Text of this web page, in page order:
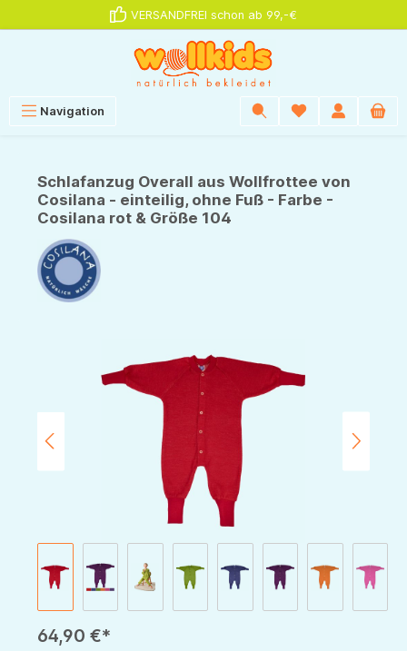
VERSANDFREI schon ab 99,-€
Navigation
Schlafanzug Overall aus Wollfrottee von
Cosilana - einteilig, ohne Fuß - Farbe -
Cosilana rot & Größe 104
64,90 €*